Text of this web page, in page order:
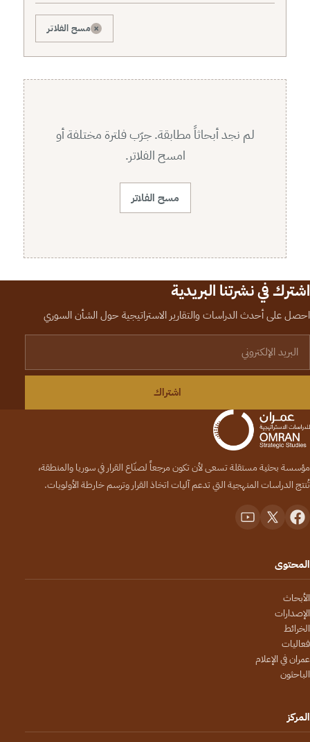
× مسح الفلاتر
لم نجد أبحاثاً مطابقة. جرّب فلترة مختلفة أو
امسح الفلاتر.
مسح الفلاتر
اشترك في نشرتنا البريدية
احصل على أحدث الدراسات والتقارير الاستراتيجية حول الشأن السوري
اشتراك
مؤسسة بحثية مستقلة تسعى لأن تكون مرجعاً لصنّاع القرار في سوريا والمنطقة،
تُنتج الدراسات المنهجية التي تدعم آليات اتخاذ القرار وترسم خارطة الأولويات.
المحتوى
الأبحاث
الإصدارات
الخرائط
فعاليات
عمران في الإعلام
الباحثون
المركز